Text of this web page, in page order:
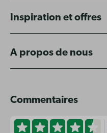
Inspiration et offres
A propos de nous
Commentaires